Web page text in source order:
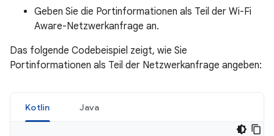
Geben Sie die Portinformationen als Teil der Wi-Fi
Aware-Netzwerkanfrage an.
Das folgende Codebeispiel zeigt, wie Sie
Portinformationen als Teil der Netzwerkanfrage angeben:
Kotlin Java